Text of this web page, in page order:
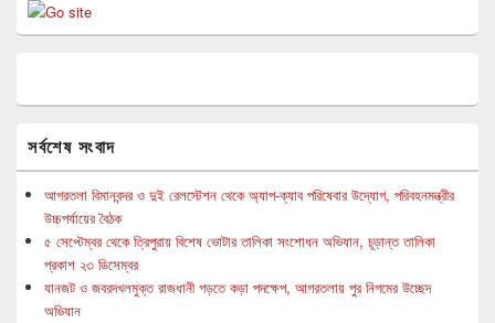
সর্বশেষ সংবাদ
আগরতলা বিমানবন্দর ও দুই রেলস্টেশন থেকে অ্যাপ-ক্যাব পরিষেবার উদ্যোগ, পরিবহনমন্ত্রীর
উচ্চপর্যায়ের বৈঠক
৫ সেপ্টেম্বর থেকে ত্রিপুরায় বিশেষ ভোটার তালিকা সংশোধন অভিযান, চূড়ান্ত তালিকা
প্রকাশ ২৩ ডিসেম্বর
যানজট ও জবরদখলমুক্ত রাজধানী গড়তে কড়া পদক্ষেপ, আগরতলায় পুর নিগমের উচ্ছেদ
অভিযান